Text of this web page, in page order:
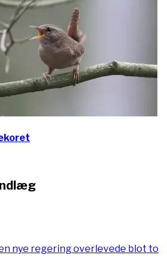
nye regering overlevede blot to